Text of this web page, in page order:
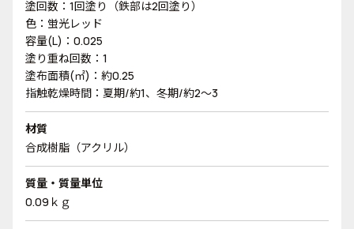
塗回数：1回塗り（鉄部は2回塗り）
色：蛍光レッド
容量(L)：0.025
塗り重ね回数：1
塗布面積(㎡)：約0.25
指触乾燥時間：夏期/約1、冬期/約2～3
材質
合成樹脂（アクリル）
質量・質量単位
0.09ｋｇ